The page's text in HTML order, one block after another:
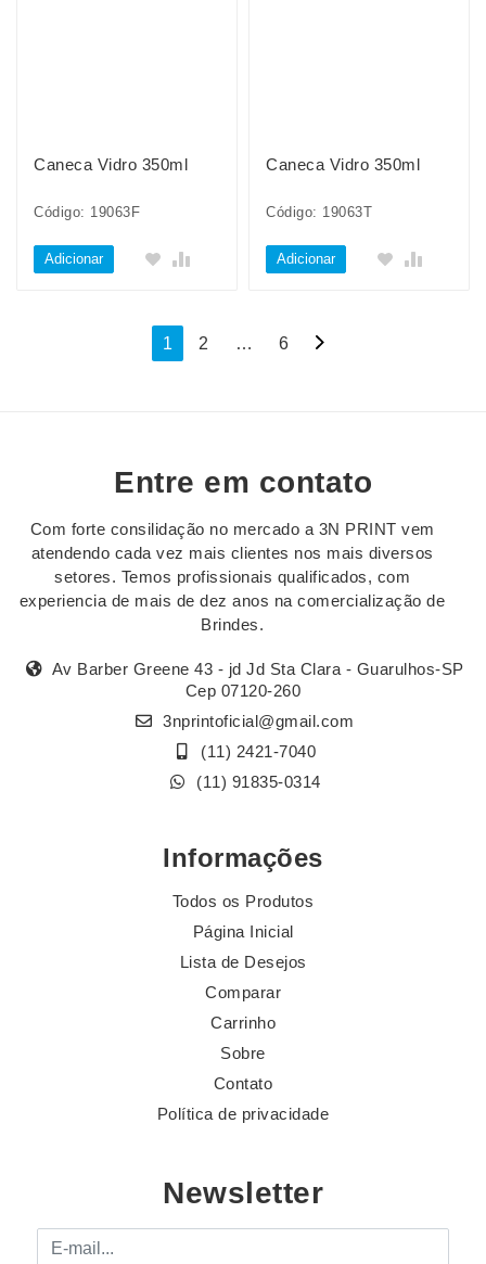
Caneca Vidro 350ml
Código: 19063F
Adicionar
Caneca Vidro 350ml
Código: 19063T
Adicionar
Navegação
1 2 … 6
Entre em contato
Com forte consilidação no mercado a 3N PRINT vem
atendendo cada vez mais clientes nos mais diversos
setores. Temos profissionais qualificados, com
experiencia de mais de dez anos na comercialização de
Brindes.
Av Barber Greene 43 - jd Jd Sta Clara - Guarulhos-SP
Cep 07120-260
3nprintoficial@gmail.com
(11) 2421-7040
(11) 91835-0314
Informações
Todos os Produtos
Página Inicial
Lista de Desejos
Comparar
Carrinho
Sobre
Contato
Política de privacidade
Newsletter
E-mail